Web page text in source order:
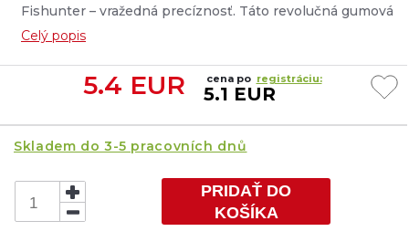
Fishunter – vražedná precíznosť. Táto revolučná gumová
nástraha je vyrobená z nového materiálu, ktorý je 6x
pružnejší ako tradičný silikón. Netlmí vibrácie a udržuje
vysoké frekvencie, čím generuje dodatočné zvuky a
vibrácie, ktoré oživujú nástrahu....
Celý popis
5.4 EUR cena po registráciu:
5.1 EUR
Skladem do 3-5 pracovních dnů
PRIDAŤ DO
KOŠÍKA